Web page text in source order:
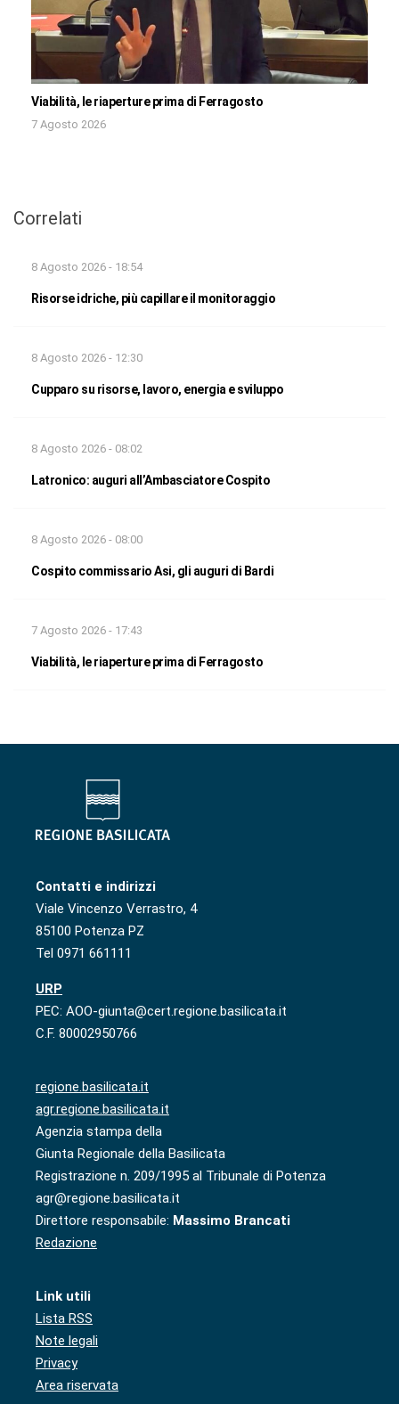
Viabilità, le riaperture prima di Ferragosto
7 Agosto 2026
Correlati
8 Agosto 2026 - 18:54
Risorse idriche, più capillare il monitoraggio
8 Agosto 2026 - 12:30
Cupparo su risorse, lavoro, energia e sviluppo
8 Agosto 2026 - 08:02
Latronico: auguri all’Ambasciatore Cospito
8 Agosto 2026 - 08:00
Cospito commissario Asi, gli auguri di Bardi
7 Agosto 2026 - 17:43
Viabilità, le riaperture prima di Ferragosto
Contatti e indirizzi
Viale Vincenzo Verrastro, 4
85100 Potenza PZ
Tel 0971 661111
URP
PEC: AOO-giunta@cert.regione.basilicata.it
C.F. 80002950766
regione.basilicata.it
agr.regione.basilicata.it
Agenzia stampa della
Giunta Regionale della Basilicata
Registrazione n. 209/1995 al Tribunale di Potenza
agr@regione.basilicata.it
Direttore responsabile: Massimo Brancati
Redazione
Link utili
Lista RSS
Note legali
Privacy
Area riservata